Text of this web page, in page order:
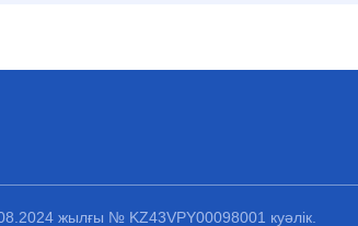
жылғы № KZ43VPY00098001 куәлік.